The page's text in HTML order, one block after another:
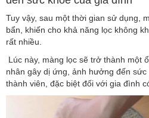
Tuy vậy, sau một thời gian sử dụng,
bẩn, khiến cho khả năng lọc không
rất nhiều.
Lúc này, màng lọc sẽ trở thành một
nhân gây dị ứng, ảnh hưởng đến
thành viên, đặc biệt đối với gia đình